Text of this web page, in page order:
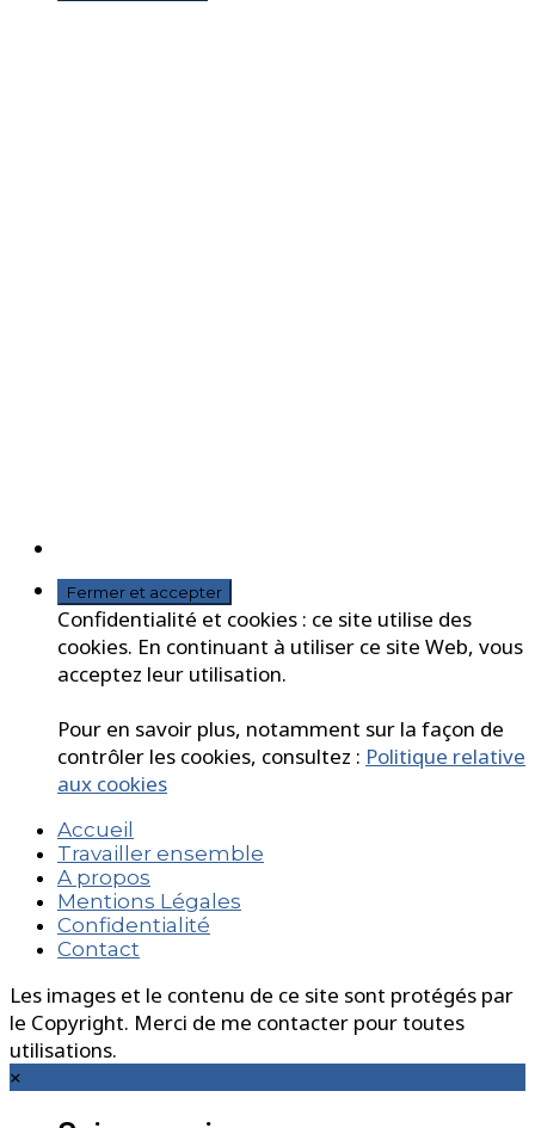
Confidentialité et cookies : ce site utilise des
cookies. En continuant à utiliser ce site Web, vous
acceptez leur utilisation.
Pour en savoir plus, notamment sur la façon de
contrôler les cookies, consultez : Politique relative
aux cookies
Accueil
Travailler ensemble
A propos
Mentions Légales
Confidentialité
Contact
Les images et le contenu de ce site sont protégés par
le Copyright. Merci de me contacter pour toutes
utilisations.
×